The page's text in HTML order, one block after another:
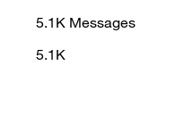
5.1K Messages
5.1K